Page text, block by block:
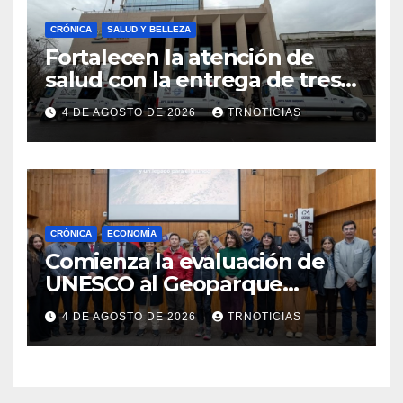
CRÓNICA SALUD Y BELLEZA
Fortalecen la atención de
salud con la entrega de tres
nuevas ambulancias para
Cauquenes y Sagrada Familia
4 DE AGOSTO DE 2026 TRNOTICIAS
CRÓNICA ECONOMÍA
Comienza la evaluación de
UNESCO al Geoparque
Aspirante Pillanmapu en el
Maule
4 DE AGOSTO DE 2026 TRNOTICIAS